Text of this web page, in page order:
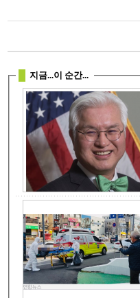
지금...이 순간...